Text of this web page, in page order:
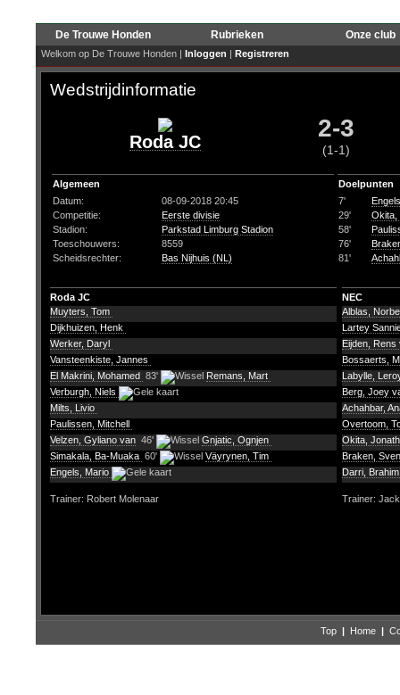
De Trouwe Honden Rubrieken Onze club
Welkom op De Trouwe Honden | Inloggen | Registreren
Wedstrijdinformatie
Roda JC 2-3
(1-1)
Algemeen
Datum:
08-09-2018 20:45
Competitie:
Eerste divisie
Stadion:
Parkstad Limburg Stadion
Toeschouwers:
8559
Scheidsrechter:
Bas Nijhuis (NL)
Doelpunten
7'
29'
Okita,
58'
76'
81'
Roda JC
NEC
Muyters, Tom
Dijkhuizen, Henk
Werker, Daryl
Vansteenkiste, Jannes
El Makrini, Mohamed 83'
Remans, Mart
Verburgh, Niels
Milts, Livio
Paulissen, Mitchell
Velzen, Gyliano van 46'
Gnjatic, Ognjen
Simakala, Ba-Muaka 60'
Väyrynen, Tim
Engels, Mario
Alblas,
Lartey
Eijden, Rens
Bossaerts,
Labylle,
Berg, Joey
Achahbar,
Overtoom,
Okita,
Braken,
Darri,
Trainer: Robert Molenaar Trainer:
Top | Home |